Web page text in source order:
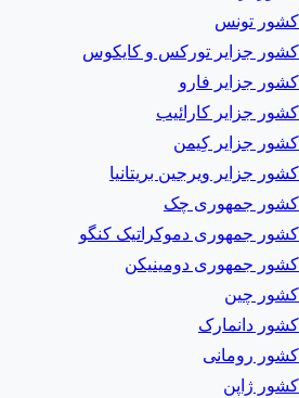
کشور تونس
کشور جزایر تورکس و کایکوس
کشور جزایر فارو
کشور جزایر کارائیب
کشور جزایر کِیمن
کشور جزایر ویرجین بریتانیا
کشور جمهوری چک
کشور جمهوری دموکراتیک کنگو
کشور جمهوری دومینیکن
کشور چین
کشور دانمارک
کشور رومانی
کشور ژاپن